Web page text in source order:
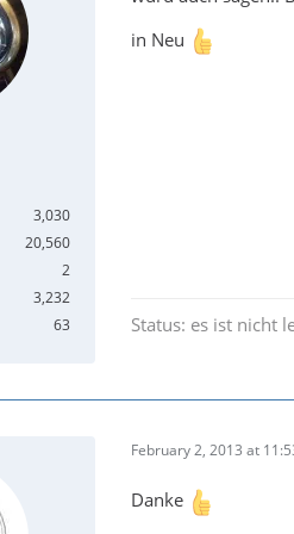
3,030
20,560
2
3,232
63
in Neu
Status: es ist nicht
February 2, 2013 at
Danke